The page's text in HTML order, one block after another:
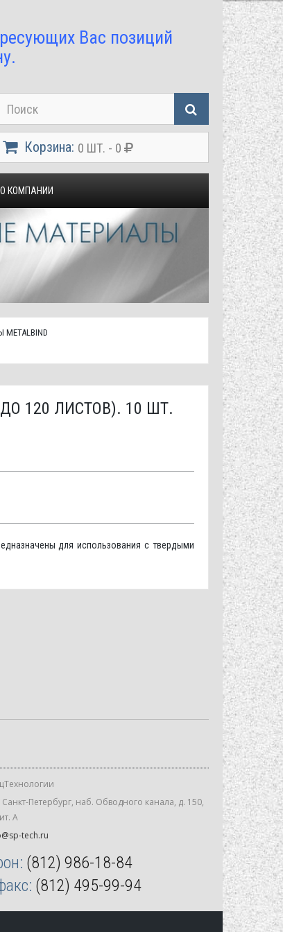
Вас позиций
Корзина: 0 ШТ. - 0
О КОМПАНИИ
120 ЛИСТОВ). 10 ШТ.
для использования с твердыми
Санкт-Петербург, наб. Обводного канала, д. 150,
А
tech.ru
(812) 986-18-84
(812) 495-99-94